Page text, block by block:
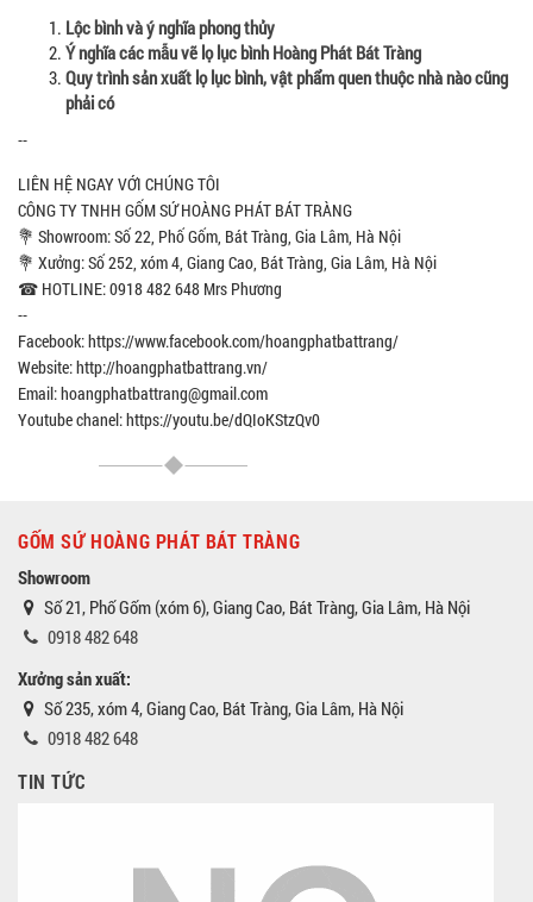
Lộc bình và ý nghĩa phong thủy
Ý nghĩa các mẫu vẽ lọ lục bình Hoàng Phát Bát Tràng
Quy trình sản xuất lọ lục bình, vật phẩm quen thuộc nhà nào cũng
phải có
--
LIÊN HỆ NGAY VỚI CHÚNG TÔI
CÔNG TY TNHH GỐM SỨ HOÀNG PHÁT BÁT TRÀNG
💐 Showroom: Số 22, Phố Gốm, Bát Tràng, Gia Lâm, Hà Nội
💐 Xưởng: Số 252, xóm 4, Giang Cao, Bát Tràng, Gia Lâm, Hà Nội
☎ HOTLINE: 0918 482 648 Mrs Phương
--
Facebook: https://www.facebook.com/hoangphatbattrang/
Website: http://hoangphatbattrang.vn/
Email: hoangphatbattrang@gmail.com
Youtube chanel: https://youtu.be/dQIoKStzQv0
GỐM SỨ HOÀNG PHÁT BÁT TRÀNG
Showroom
Số 21, Phố Gốm (xóm 6), Giang Cao, Bát Tràng, Gia Lâm, Hà Nội
0918 482 648
Xưởng sản xuất:
Số 235, xóm 4, Giang Cao, Bát Tràng, Gia Lâm, Hà Nội
0918 482 648
TIN TỨC